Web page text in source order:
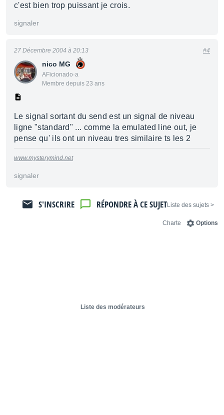
c'est bien trop puissant je crois.
signaler
nico MG
AFicionado·a
Membre depuis 23 ans
27 Décembre 2004 à 20:13 #4
Le signal sortant du send est un signal de niveau
ligne "standard" ... comme la emulated line out, je
pense qu' ils ont un niveau tres similaire ts les 2
www.mysterymind.net
signaler
< Liste des sujets
RÉPONDRE À CE SUJET
S'INSCRIRE
Options
Charte
Liste des modérateurs